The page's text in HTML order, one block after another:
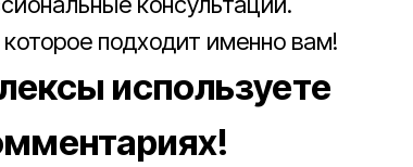
подходит именно вам!
используете